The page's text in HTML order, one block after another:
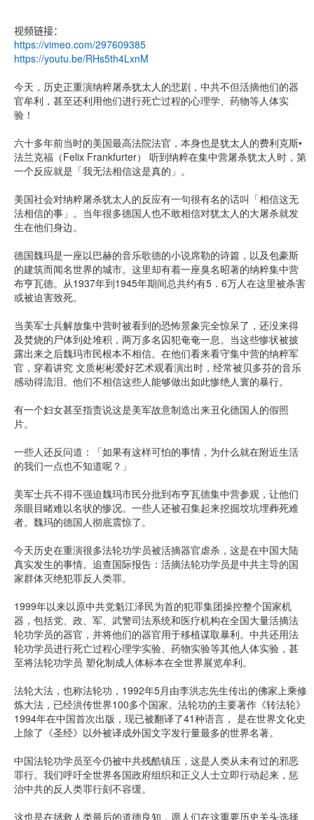
视频链接：
https://vimeo.com/297609385
https://youtu.be/RHs5th4LxnM
今天，历史正重演纳粹屠杀犹太人的悲剧，中共不但活摘他们的器
官牟利，甚至还利用他们进行死亡过程的心理学、药物等人体实
验！
六十多年前当时的美国最高法院法官，本身也是犹太人的费利克斯•
法兰克福（Felix Frankfurter） 听到纳粹在集中营屠杀犹太人时，第
一个反应就是「我无法相信这是真的」。
美国社会对纳粹屠杀犹太人的反应有一句很有名的话叫「相信这无
法相信的事」。当年很多德国人也不敢相信对犹太人的大屠杀就发
生在他们身边。
德国魏玛是一座以巴赫的音乐歌德的小说席勒的诗篇，以及包豪斯
的建筑而闻名世界的城市。这里却有着一座臭名昭著的纳粹集中营
布亨瓦德。从1937年到1945年期间总共约有5．6万人在这里被杀害
或被迫害致死。
当美军士兵解放集中营时被看到的恐怖景象完全惊呆了，还没来得
及焚烧的尸体到处堆积，两万多名囚犯奄奄一息。当这些惨状被披
露出来之后魏玛市民根本不相信。在他们看来看守集中营的纳粹军
官，穿着讲究 文质彬彬爱好艺术观看演出时，经常被贝多芬的音乐
感动得流泪。他们不相信这些人能够做出如此惨绝人寰的暴行。
有一个妇女甚至指责说这是美军故意制造出来丑化德国人的假照
片。
一些人还反问道：「如果有这样可怕的事情，为什么就在附近生活
的我们一点也不知道呢？」
美军士兵不得不强迫魏玛市民分批到布亨瓦德集中营参观，让他们
亲眼目睹难以名状的惨况。一些人还被召集起来挖掘坟坑埋葬死难
者。魏玛的德国人彻底震惊了。
今天历史在重演很多法轮功学员被活摘器官虐杀，这是在中国大陆
真实发生的事情。追查国际报告：活摘法轮功学员是中共主导的国
家群体灭绝犯罪反人类罪。
1999年以来以原中共党魁江泽民为首的犯罪集团操控整个国家机
器，包括党、政、军、武警司法系统和医疗机构在全国大量活摘法
轮功学员的器官，并将他们的器官用于移植谋取暴利。中共还用法
轮功学员进行死亡过程心理学实验、药物实验等其他人体实验，甚
至将法轮功学员 塑化制成人体标本在全世界展览牟利。
法轮大法，也称法轮功，1992年5月由李洪志先生传出的佛家上乘修
炼大法，已经洪传世界100多个国家。法轮功的主要著作《转法轮》
1994年在中国首次出版，现已被翻译了41种语言， 是在世界文化史
上除了《圣经》以外被译成外国文字发行量最多的世界名著。
中国法轮功学员至今仍被中共残酷镇压，这是人类从未有过的邪恶
罪行。我们呼吁全世界各国政府组织和正义人士立即行动起来，惩
治中共的反人类罪行刻不容缓。
这也是在拯救人类最后的道德良知，愿人们在这重要历史关头选择